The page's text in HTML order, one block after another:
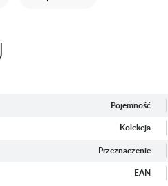
Pojemność
Kolekcja
Przeznaczenie
EAN